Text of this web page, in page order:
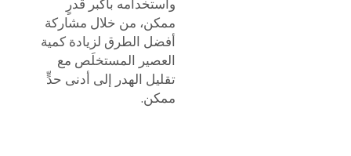
ممكن، من خلال مشاركة
أفضل الطرق لزيادة كمية
العصير المستخلَص مع
تقليل الهدر إلى أدنى حدٍّ